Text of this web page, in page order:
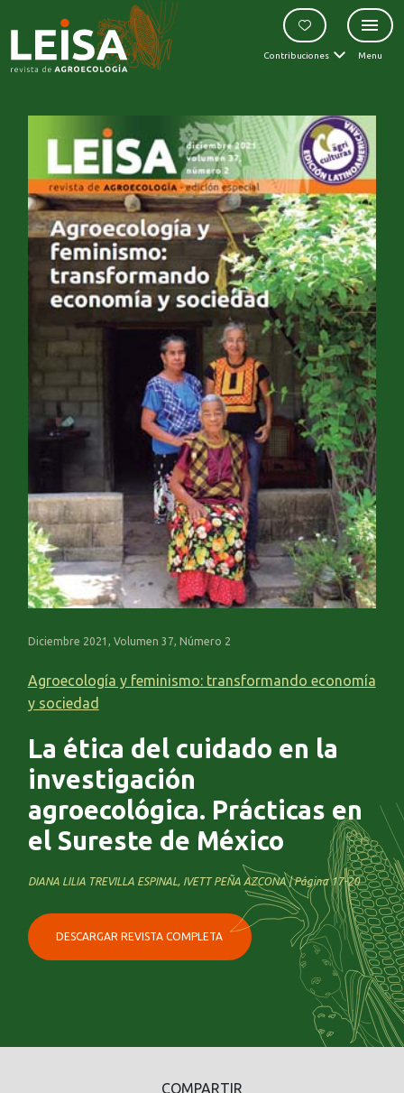
Contribuciones Menu
Diciembre 2021, Volumen 37, Número 2
Agroecología y feminismo: transformando economía
y sociedad
La ética del cuidado en la
investigación
agroecológica. Prácticas en
el Sureste de México
DIANA LILIA TREVILLA ESPINAL, IVETT PEÑA AZCONA | Página 17-20
DESCARGAR REVISTA COMPLETA
COMPARTIR